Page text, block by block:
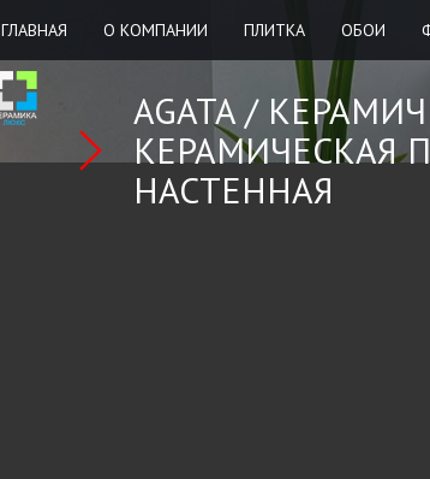
ГЛАВНАЯ О КОМПАНИИ ПЛИТКА ОБОИ
AGATA /
КЕРАМИЧЕСКАЯ
НАСТЕННАЯ